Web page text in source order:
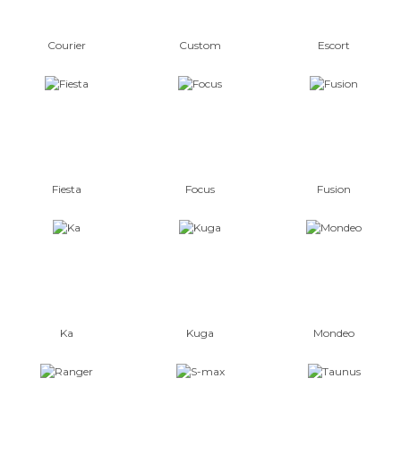
Courier Custom Escort
Fiesta Focus Fusion
Ka Kuga Mondeo